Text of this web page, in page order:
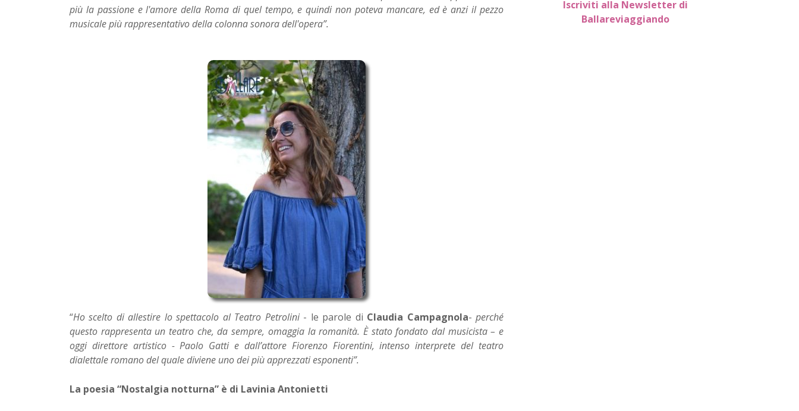
più la passione e l'amore della Roma di quel tempo, e quindi non poteva mancare, ed è anzi il pezzo
musicale più rappresentativo della colonna sonora dell'opera”.
“Ho scelto di allestire lo spettacolo al Teatro Petrolini- le parole di Claudia Campagnola-perché
questo rappresenta un teatro che, da sempre, omaggia la romanità. È stato fondato dal musicista – e
oggi direttore artistico - Paolo Gatti e dall’attore Fiorenzo Fiorentini, intenso interprete del teatro
dialettale romano del quale diviene uno dei più apprezzati esponenti”.
La poesia “Nostalgia notturna” è di Lavinia Antonietti
Iscriviti alla Newsletter di
Ballareviaggiando